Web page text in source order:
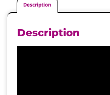
Description
Description